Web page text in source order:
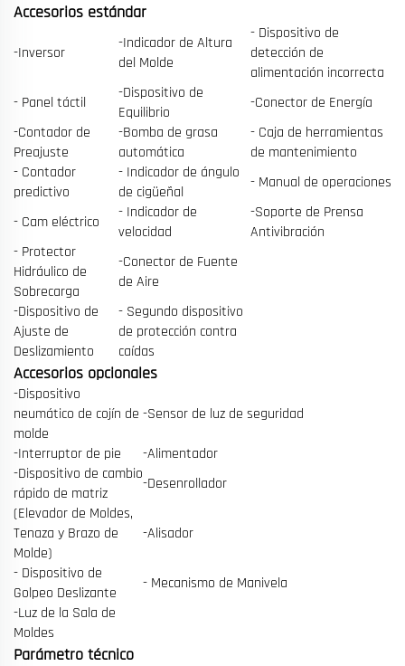
Accesorios estándar
-Inversor
-Indicador de Altura
del Molde
- Dispositivo de
detección de
alimentación incorrecta
- Panel táctil
-Dispositivo de
Equilibrio
-Conector de Energía
-Contador de
Preajuste
-Bomba de grasa
automática
- Caja de herramientas
de mantenimiento
- Contador
predictivo
- Indicador de ángulo
de cigüeñal
- Manual de operaciones
- Cam eléctrico
- Indicador de
velocidad
-Soporte de Prensa
Antivibración
- Protector
Hidráulico de
Sobrecarga
-Conector de Fuente
de Aire
-Dispositivo de
Ajuste de
Deslizamiento
- Segundo dispositivo
de protección contra
caídas
Accesorios opcionales
-Dispositivo
neumático de cojín de
molde
-Sensor de luz de seguridad
-Interruptor de pie
-Alimentador
-Dispositivo de cambio
rápido de matriz
-Desenrollador
(Elevador de Moldes,
Tenaza y Brazo de
Molde)
-Alisador
- Dispositivo de
Golpeo Deslizante
- Mecanismo de Manivela
-Luz de la Sala de
Moldes
Parámetro técnico